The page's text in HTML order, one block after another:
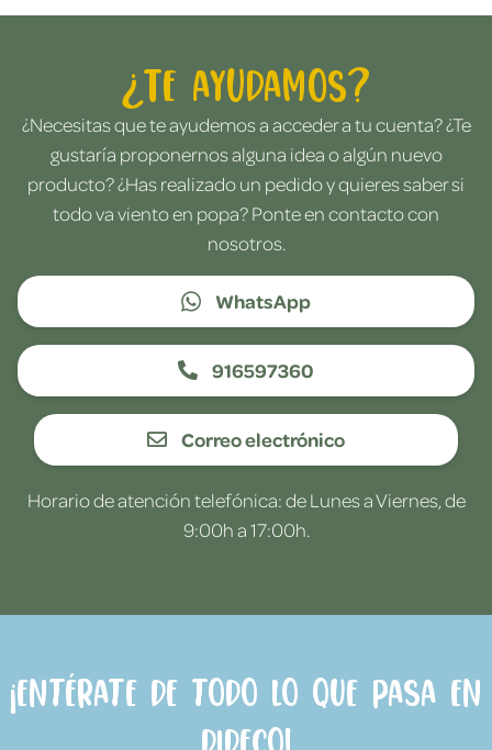
¿Te ayudamos?
¿Necesitas que te ayudemos a acceder a tu cuenta? ¿Te
gustaría proponernos alguna idea o algún nuevo
producto? ¿Has realizado un pedido y quieres saber si
todo va viento en popa? Ponte en contacto con
nosotros.
WhatsApp
916597360
Correo electrónico
Horario de atención telefónica: de Lunes a Viernes, de
9:00h a 17:00h.
¡Entérate de todo lo que pasa en